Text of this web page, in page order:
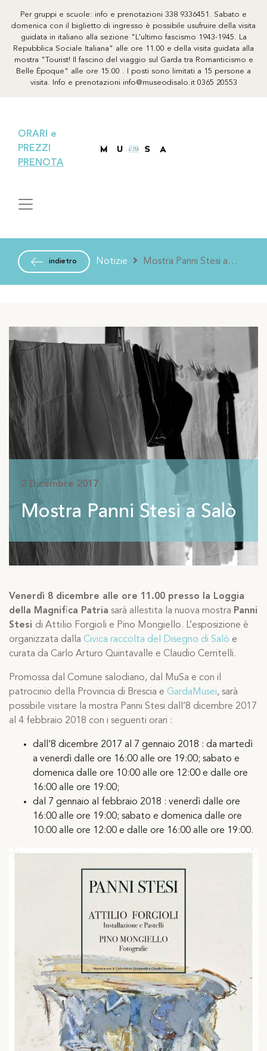
Per gruppi e scuole: info e prenotazioni 338 9336451. Sabato e
domenica con il biglietto di ingresso è possibile usufruire della visita
guidata in italiano alla sezione "L'ultimo fascismo 1943-1945. La
Repubblica Sociale Italiana" alle ore 11.00 e della visita guidata alla
mostra "Tourist! Il fascino del viaggio sul Garda tra Romanticismo e
Belle Époque" alle ore 15.00 . I posti sono limitati a 15 persone a
visita. Info e prenotazioni info@museodisalo.it 0365 20553
ORARI e
PREZZI
PRENOTA
indietro Notizie
Salò
2 Dicembre 2017
Mostra Panni Stesi a Salò
Venerdì 8 dicembre alle ore 11.00 presso la Loggia
della Magnifica Patria sarà allestita la nuova mostra Panni
Stesi di Attilio Forgioli e Pino Mongiello. L’esposizione è
organizzata dalla Civica raccolta del Disegno di Salò e
curata da Carlo Arturo Quintavalle e Claudio Cerritelli.
Promossa dal Comune salodiano, dal MuSa e con il
patrocinio della Provincia di Brescia e GardaMusei, sarà
possibile visitare la mostra Panni Stesi dall’8 dicembre 2017
al 4 febbraio 2018 con i seguenti orari :
dall’8 dicembre 2017 al 7 gennaio 2018 : da martedì
a venerdì dalle ore 16:00 alle ore 19:00; sabato e
domenica dalle ore 10:00 alle ore 12:00 e dalle ore
16:00 alle ore 19:00;
dal 7 gennaio al febbraio 2018 : venerdì dalle ore
16:00 alle ore 19:00; sabato e domenica dalle ore
10:00 alle ore 12:00 e dalle ore 16:00 alle ore 19:00.